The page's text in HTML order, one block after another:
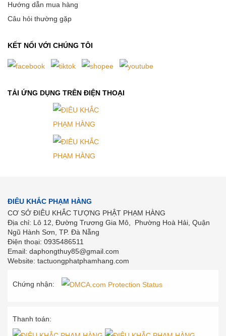
Hướng dẫn mua hàng
Câu hỏi thường gặp
KẾT NỐI VỚI CHÚNG TÔI
TẢI ỨNG DỤNG TRÊN ĐIỆN THOẠI
ĐIÊU KHẮC PHẠM HÀNG
CƠ SỞ ĐIÊU KHẮC TƯỢNG PHẬT PHẠM HÀNG
Địa chỉ: Lô 12, Đường Trương Gia Mô, Phường Hoà Hải, Quận
Ngũ Hành Sơn, TP. Đà Nẵng
Điện thoại: 0935486511
Email: daphongthuy85@gmail.com
Website: tactuongphatphamhang.com
Chứng nhận:
Thanh toán: